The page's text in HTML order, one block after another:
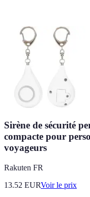
Sirène de sécurité
compacte pour
voyageurs
Rakuten FR
13.52 EURVoir le prix